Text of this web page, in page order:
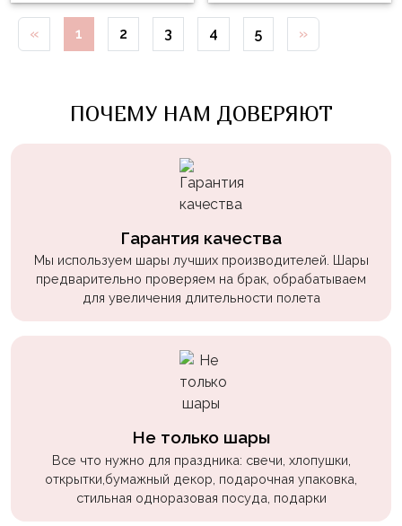
« 1 2 3 4 5 »
ПОЧЕМУ НАМ ДОВЕРЯЮТ
Гарантия качества
Мы используем шары лучших производителей. Шары
предварительно проверяем на брак, обрабатываем
для увеличения длительности полета
Не только шары
Все что нужно для праздника: свечи, хлопушки,
открытки,бумажный декор, подарочная упаковка,
стильная одноразовая посуда, подарки
Войны
Уэнсдэй
Фрукты
Пиратская
Вечеринка
Котики,
собачки